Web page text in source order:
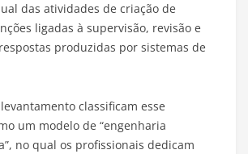
das atividades de criação de
ligadas à supervisão, revisão e
produzidas por sistemas de
classificam esse
um modelo de “engenharia
no qual os profissionais dedicam